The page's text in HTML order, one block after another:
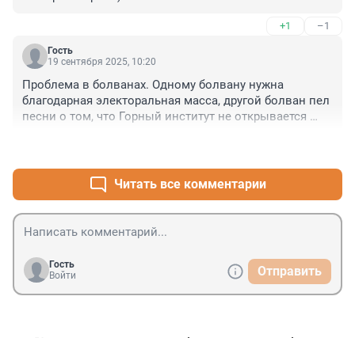
+1 –1
Гость
19 сентября 2025, 10:20
Проблема в болванах. Одному болвану нужна
благодарная электоральная масса, другой болван пел
песни о том, что Горный институт не открывается
Читать все комментарии
Гость
Войти
Отправить